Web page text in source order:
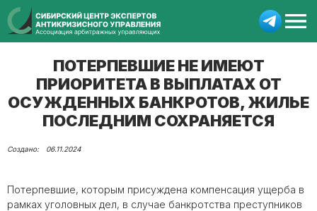
ПОТЕРПЕВШИЕ НЕ ИМЕЮТ
ПРИОРИТЕТА В ВЫПЛАТАХ ОТ
ОСУЖДЕННЫХ БАНКРОТОВ, ЖИЛЬЕ
ПОСЛЕДНИМ СОХРАНЯЕТСЯ
06.11.2024
Потерпевшие, которым присуждена компенсация ущерба в
рамках уголовных дел, в случае банкротства преступников